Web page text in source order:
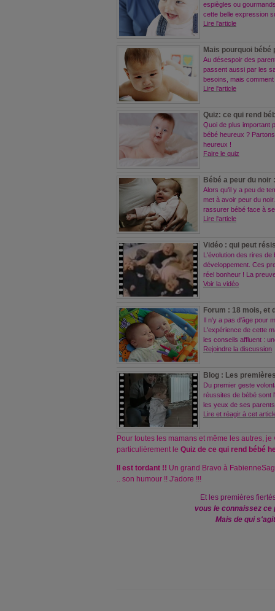
espiègles ou
cette belle expression
Lire l'article
Mais pourquoi bébé
Au désespoir des
passent aussi par les
besoins, mais
Lire l'article
Quiz: ce qui rend
Quoi de plus important
bébé heureux ?
heureux !
Faire le quiz
Bébé a peur du
Alors qu'il y a peu de
met à avoir peur du
rassurer bébé face à
Lire l'article
Vidéo : qui peut
L'évolution des rires de
développement. Ces
réel bonheur ! La
Voir la vidéo
Forum : 18 mois, et
Il n'y a pas d'âge pour
L'expérience de cette
les conseils affluent :
Rejoindre la discussion
Blog : Les
Du premier geste
réussites de bébé sont
les yeux de ses
Lire et réagir à cet
Pour toutes les mamans et même les autres,
particulièrement le Quiz de ce qui rend bébé
Il est tordant !! Un grand Bravo à
.. son humour !! J'adore !!!
Et les premières
vous le connaissez ce
Mais de qui